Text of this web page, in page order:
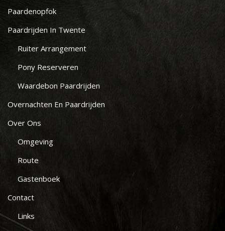
Paardenopfok
Paardrijden In Twente
Ruiter Arrangement
Pony Reserveren
Waardebon Paardrijden
Overnachten En Paardrijden
Over Ons
Omgeving
Route
Gastenboek
Contact
Links